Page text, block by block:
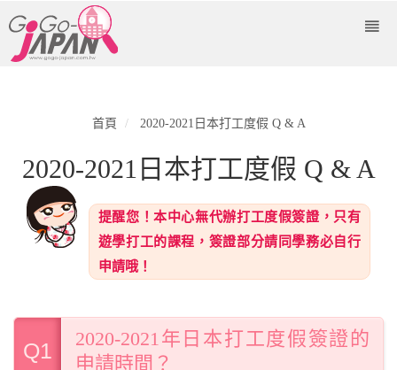
首頁 2020-2021日本打工度假 Q & A
2020-2021日本打工度假 Q & A
提醒您！本中心無代辦打工度假簽證，只有
遊學打工的課程，簽證部分請同學務必自行
申請哦！
Q1
2020-2021年日本打工度假簽證的
申請時間？